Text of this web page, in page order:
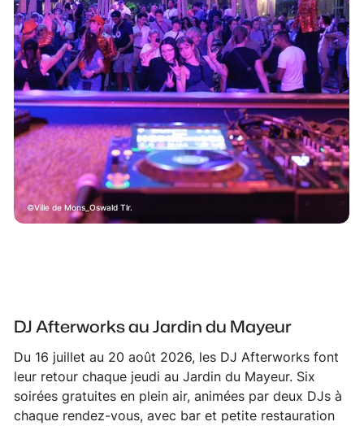
Ville de Mons_Oswald Tlr.
DJ Afterworks au Jardin du Mayeur
Du 16 juillet au 20 août 2026, les DJ Afterworks font
leur retour chaque jeudi au Jardin du Mayeur. Six
soirées gratuites en plein air, animées par deux DJs à
chaque rendez-vous, avec bar et petite restauration